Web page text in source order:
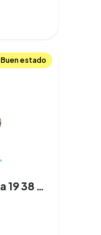
Buen estado
TOUS 000351500 Talla 19 38 mm Cuarzo Acero